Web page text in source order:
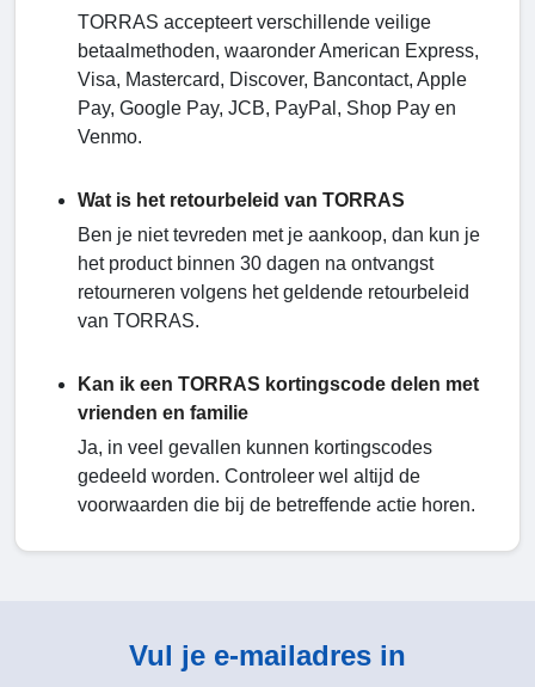
TORRAS accepteert verschillende veilige
betaalmethoden, waaronder American Express,
Visa, Mastercard, Discover, Bancontact, Apple
Pay, Google Pay, JCB, PayPal, Shop Pay en
Venmo.
Wat is het retourbeleid van TORRAS
Ben je niet tevreden met je aankoop, dan kun je
het product binnen 30 dagen na ontvangst
retourneren volgens het geldende retourbeleid
van TORRAS.
Kan ik een TORRAS kortingscode delen met
vrienden en familie
Ja, in veel gevallen kunnen kortingscodes
gedeeld worden. Controleer wel altijd de
voorwaarden die bij de betreffende actie horen.
Vul je e-mailadres in